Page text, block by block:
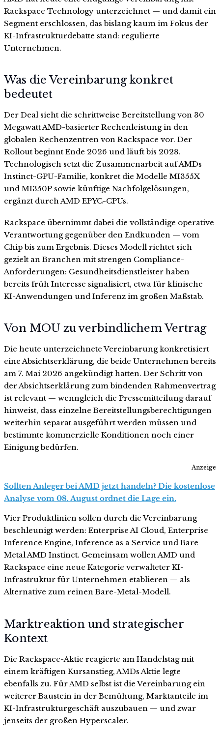
Rackspace Technology unterzeichnet — und damit ein
Segment erschlossen, das bislang kaum im Fokus der
KI-Infrastrukturdebatte stand: regulierte
Unternehmen.
Was die Vereinbarung konkret
bedeutet
Der Deal sieht die schrittweise Bereitstellung von 30
Megawatt AMD-basierter Rechenleistung in den
globalen Rechenzentren von Rackspace vor. Der
Rollout beginnt Ende 2026 und läuft bis 2028.
Technologisch setzt die Zusammenarbeit auf AMDs
Instinct-GPU-Familie, konkret die Modelle MI355X
und MI350P sowie künftige Nachfolgelösungen,
ergänzt durch AMD EPYC-CPUs.
Rackspace übernimmt dabei die vollständige operative
Verantwortung gegenüber den Endkunden — vom
Chip bis zum Ergebnis. Dieses Modell richtet sich
gezielt an Branchen mit strengen Compliance-
Anforderungen: Gesundheitsdienstleister haben
bereits früh Interesse signalisiert, etwa für klinische
KI-Anwendungen und Inferenz im großen Maßstab.
Von MOU zu verbindlichem Vertrag
Die heute unterzeichnete Vereinbarung konkretisiert
eine Absichtserklärung, die beide Unternehmen bereits
am 7. Mai 2026 angekündigt hatten. Der Schritt von
der Absichtserklärung zum bindenden Rahmenvertrag
ist relevant — wenngleich die Pressemitteilung darauf
hinweist, dass einzelne Bereitstellungsberechtigungen
weiterhin separat ausgeführt werden müssen und
bestimmte kommerzielle Konditionen noch einer
Einigung bedürfen.
Anzeige
Sollten Anleger bei AMD jetzt handeln? Die kostenlose
Analyse vom 08. August ordnet die Lage ein.
Vier Produktlinien sollen durch die Vereinbarung
beschleunigt werden: Enterprise AI Cloud, Enterprise
Inference Engine, Inference as a Service und Bare
Metal AMD Instinct. Gemeinsam wollen AMD und
Rackspace eine neue Kategorie verwalteter KI-
Infrastruktur für Unternehmen etablieren — als
Alternative zum reinen Bare-Metal-Modell.
Marktreaktion und strategischer
Kontext
Die Rackspace-Aktie reagierte am Handelstag mit
einem kräftigen Kursanstieg, AMDs Aktie legte
ebenfalls zu. Für AMD selbst ist die Vereinbarung ein
weiterer Baustein in der Bemühung, Marktanteile im
KI-Infrastrukturgeschäft auszubauen — und zwar
jenseits der großen Hyperscaler.